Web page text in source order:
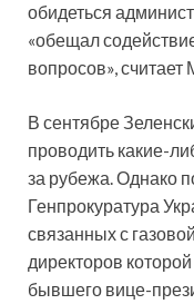
обидеться
«обещал
вопросов»,
В сентябре
проводить какие-
за рубежа. Однако
Генпрокуратура
связанных с
директоров
бывшего вице-